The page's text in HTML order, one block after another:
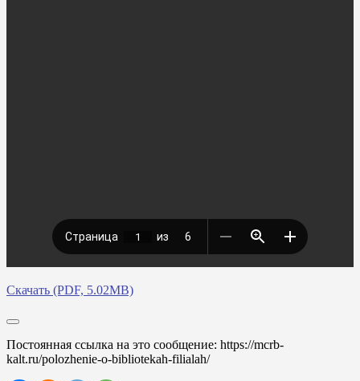
Скачать (PDF, 5.02MB)
Постоянная ссылка на это сообщение: https://mcrb-
kalt.ru/polozhenie-o-bibliotekah-filialah/